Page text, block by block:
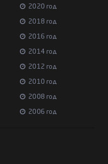
2020 год
2018 год
2016 год
2014 год
2012 год
2010 год
2008 год
2006 год